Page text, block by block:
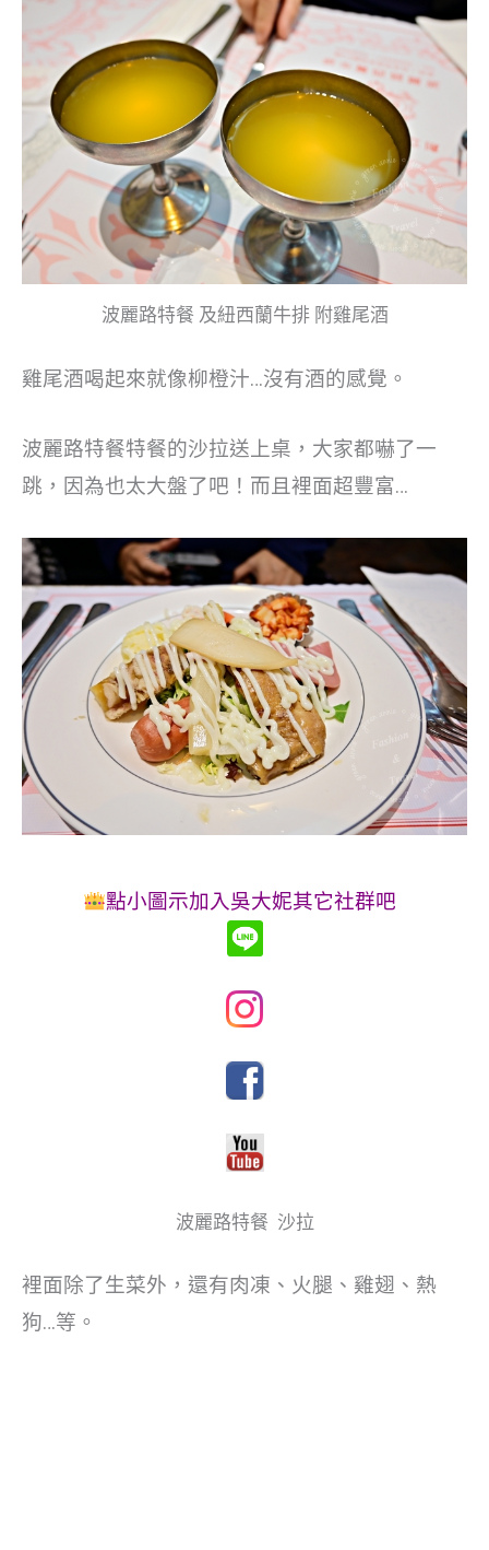
波麗路特餐 及紐西蘭牛排 附雞尾酒
雞尾酒喝起來就像柳橙汁…沒有酒的感覺。
波麗路特餐特餐的沙拉送上桌，大家都嚇了一
跳，因為也太大盤了吧！而且裡面超豐富…
點小圖示加入吳大妮其它社群吧
波麗路特餐 沙拉
裡面除了生菜外，還有肉凍、火腿、雞翅、熱
狗…等。